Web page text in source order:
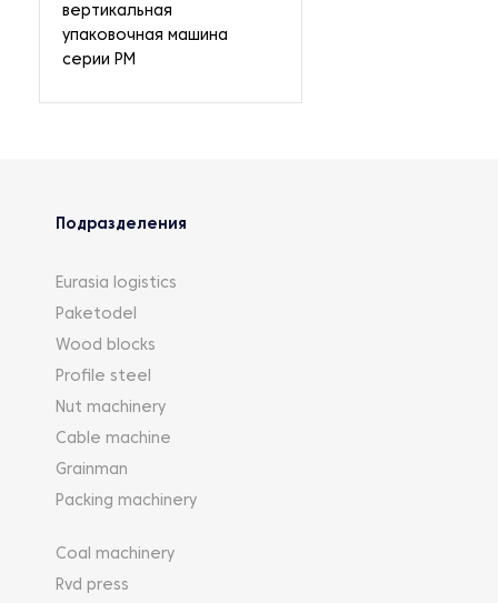
вертикальная
упаковочная машина
серии PM
Подразделения
Eurasia logistics
Paketodel
Wood blocks
Profile steel
Nut machinery
Cable machine
Grainman
Packing machinery
Coal machinery
Rvd press